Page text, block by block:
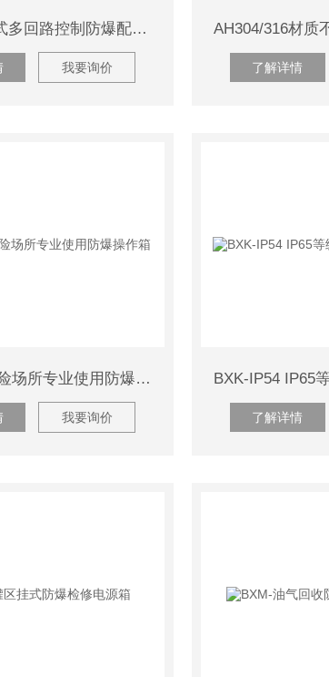
BXM-T壁挂式多回路控制防爆配电箱
我要询价 了解详情
BZC-化工危险场所专业使用防爆操作箱
我要询价 了解详情